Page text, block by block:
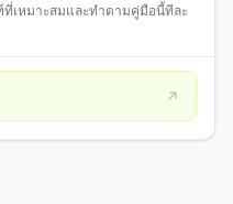
หมาะสมและทำตามคู่มือนี้ทีละ